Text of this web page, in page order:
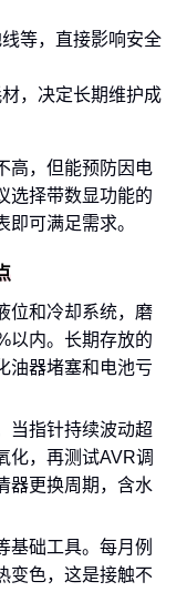
等，直接影响安全
，决定长期维护成
高，但能预防因电
选择带数显功能的
可满足需求。
位和冷却系统，磨
以内。长期存放的
油器堵塞和电池亏
当指针持续波动超
化，再测试AVR调
器更换周期，含水
基础工具。每月例
变色，这是接触不